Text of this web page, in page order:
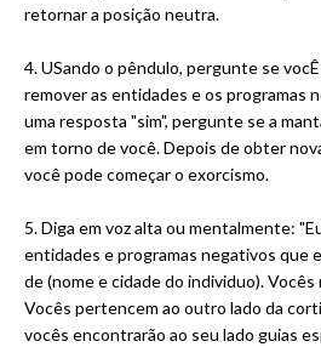
retornar a posição neutra.
4. USando o pêndulo, pergunte se
remover as entidades e os programas
uma resposta "sim", pergunte se a
em torno de você. Depois de obter
você pode começar o exorcismo.
5. Diga em voz alta ou mentalmente:
entidades e programas negativos que
de (nome e cidade do individuo).
Vocês pertencem ao outro lado da
vocês encontrarão ao seu lado guias